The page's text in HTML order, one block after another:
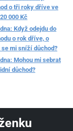
o tři roky dříve ve
000 Kč
Když odejdu do
o rok dříve, o
se mi sníží důchod?
Mohou mi sebrat
důchod?